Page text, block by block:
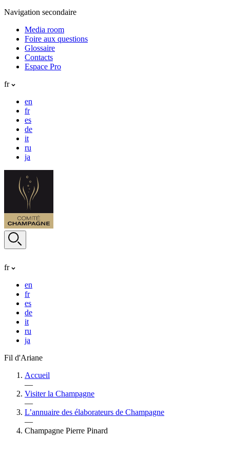
Navigation secondaire
Media room
Foire aux questions
Glossaire
Contacts
Espace Pro
fr
en
fr
es
de
it
ru
ja
fr
en
fr
es
de
it
ru
ja
Fil d'Ariane
Accueil
—
Visiter la Champagne
—
L’annuaire des élaborateurs de Champagne
—
Champagne Pierre Pinard